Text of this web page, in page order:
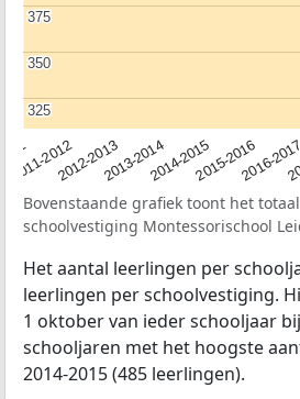
2011-20122012-20132013-20142014-20152015-20162016-
325
325
350
350
375
375
Bovenstaande grafiek toont het
schoolvestiging Montessorischool
Het aantal leerlingen per
leerlingen per schoolvestiging.
1 oktober van ieder schooljaar
schooljaren met het hoogste
2014-2015 (485 leerlingen).